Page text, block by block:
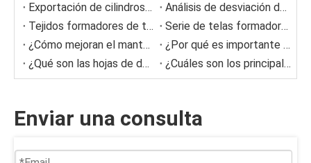
Exportación de cilindros secadores a Europa
Análisis de desviación de la tela formada
Tejidos formadores de triple capa SSB con potencial de larga duración para papeles culturales
Serie de telas formadoras de poliéster Sun Hong
¿Cómo mejoran el mantenimiento de las cuchillas del médico inteligente?
¿Por qué es importante la alineación de Doctor Blades?
¿Qué son las hojas de doctor auto-lubricantes?
¿Cuáles son los principales tipos de telas de secador utilizadas en máquinas de papel?
Enviar una consulta